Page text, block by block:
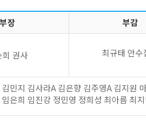
부장 부감
희 권사 최규태 안수
민지 김사라A 김은향 김주영A 김지원
은희 임진강 정민영 정희성 최아름 최